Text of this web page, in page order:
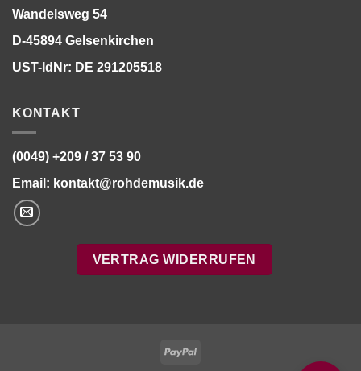
Wandelsweg 54
D-45894 Gelsenkirchen
UST-IdNr: DE 291205518
KONTAKT
(0049) +209 / 37 53 90
Email: kontakt@rohdemusik.de
VERTRAG WIDERRUFEN
PayPal